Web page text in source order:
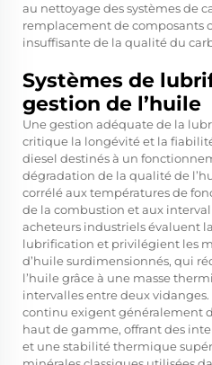
au nettoyage des systèmes de
remplacement de composants
insuffisante de la qualité du
Systèmes de
gestion de l’huile
Une gestion adéquate de la
critique la longévité et la
diesel destinés à un
dégradation de la qualité de
corrélé aux températures de
de la combustion et aux
acheteurs industriels évaluent
lubrification et privilégient les
d’huile surdimensionnés, qui
l’huile grâce à une masse
intervalles entre deux
continu exigent généralement
haut de gamme, offrant des
et une stabilité thermique